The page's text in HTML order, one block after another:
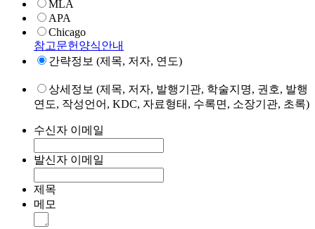
MLA
APA
Chicago
참고문헌양식안내
간략정보 (제목, 저자, 연도)
상세정보 (제목, 저자, 발행기관, 학술지명, 권호, 발행
연도, 작성언어, KDC, 자료형태, 수록면, 소장기관, 초록)
수신자 이메일
발신자 이메일
제목
메모